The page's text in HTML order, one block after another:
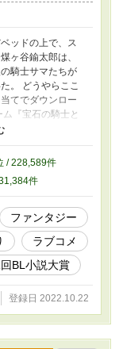
のの、専門分野
が最優先という面
たっちゃったな
星の感情がこの上
る
ッドの上で、ス
ヶ谷鍮太郎は、
騎士サマたちが
。 どうやらここ
てでダウンロー
『宝石の騎士と
のようだ。俺の
ェードアウトす
ってしまった。
て、イケメンに
言葉をかけても
世界を目の前に
まってるだけの
てできっこな
ンプラ無視のキ
生者の廃課金主
だけが全力でチ
※頭の悪いギャ
ネタ多めです。
プリングは固定
す。 ※愛され→嫌
/ 228,589件
件
ファンタジー
ラブコメ
BL小説大賞
登録日 2022.10.22